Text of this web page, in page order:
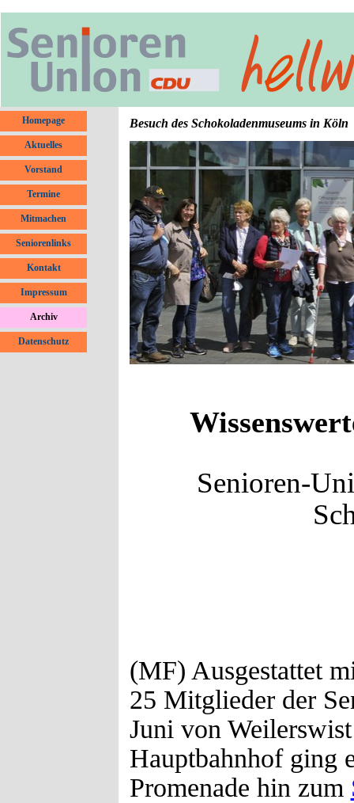
Menü überspringen
Homepage
Aktuelles ▼
Vorstand
Termine
Mitmachen
Seniorenlinks
Kontakt
Impressum
Archiv ▼
Datenschutz
Besuch des Schokoladenmuseums in Köln
Senioren-
(MF) Ausgestattet
25 Mitglieder der
Juni von
Hauptbahnhof ging
Promenade hin zum